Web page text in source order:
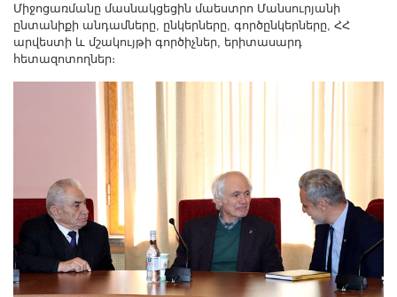
Միջոցառմանը մասնակցեցին մաեստրո Մանսուրյանի
ընտանիքի անդամները, ընկերները, գործընկերները, ՀՀ
արվեստի և մշակույթի գործիչներ, երիտասարդ
հետազոտողներ։